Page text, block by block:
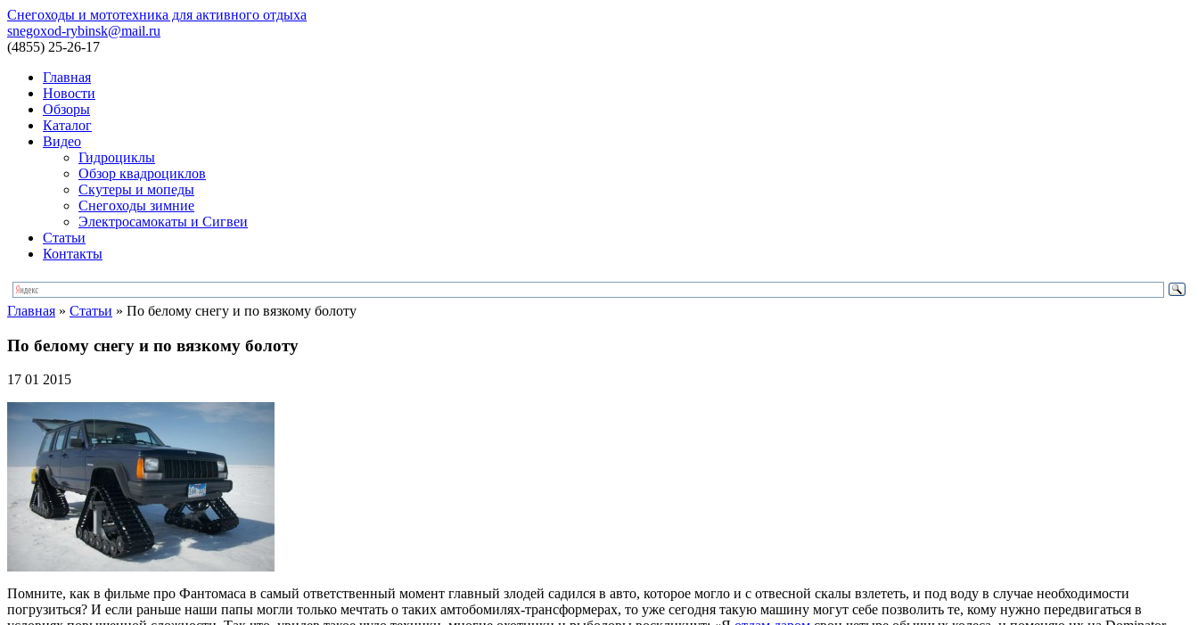
Снегоходы и мототехника для активного отдыха
snegoxod-rybinsk@mail.ru
(4855) 25-26-17
Главная
Новости
Обзоры
Каталог
Видео
Гидроциклы
Обзор квадроциклов
Скутеры и мопеды
Снегоходы зимние
Электросамокаты и Сигвеи
Статьи
Контакты
Главная » Статьи » По белому снегу и по вязкому болоту
По белому снегу и по вязкому болоту
17 01 2015
Помните, как в фильме про Фантомаса в самый ответственный момент главный злодей садился в авто, которое могло и с отвесной скалы взлететь, и под воду в случае необходимости
погрузиться? И если раньше наши папы могли только мечтать о таких амтобомилях-трансформерах, то уже сегодня такую машину могут себе позволить те, кому нужно передвигаться в